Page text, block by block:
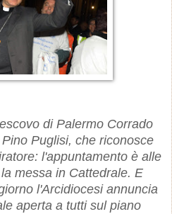
di Palermo Corrado
Puglisi, che riconosce
l'appuntamento è alle
messa in Cattedrale. E
l'Arcidiocesi annuncia
aperta a tutti sul piano